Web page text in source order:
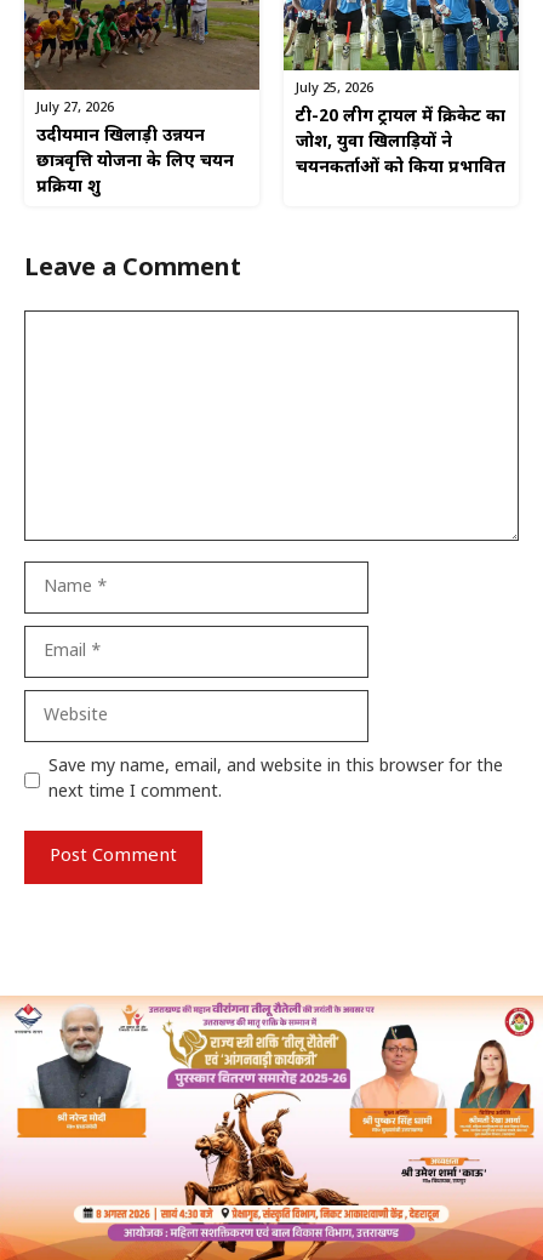
July 27, 2026
उदीयमान खिलाड़ी उन्नयन
छात्रवृत्ति योजना के लिए चयन
प्रक्रिया शुरू
July 25, 2026
टी-20 लीग ट्रायल में क्रिकेट का
जोश, युवा खिलाड़ियों ने
चयनकर्ताओं को किया प्रभावित
Leave a Comment
Website
Save my name, email, and website in this browser for the
next time I comment.